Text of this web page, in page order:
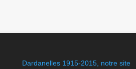
Dardanelles 1915-2015, notre site